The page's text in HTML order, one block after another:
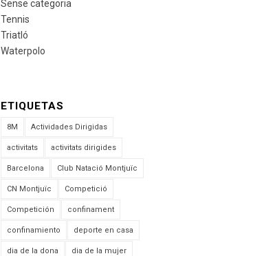
Sense categoria
Tennis
Triatló
Waterpolo
ETIQUETAS
8M Actividades Dirigidas
activitats activitats dirigides
Barcelona Club Natació Montjuïc
CN Montjuïc Competició
Competición confinament
confinamiento deporte en casa
dia de la dona dia de la mujer